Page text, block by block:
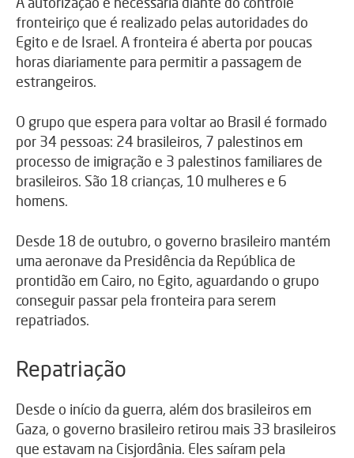
fronteiriço que é realizado pelas autoridades do
Egito e de Israel. A fronteira é aberta por poucas
horas diariamente para permitir a passagem de
estrangeiros.
O grupo que espera para voltar ao Brasil é formado
por 34 pessoas: 24 brasileiros, 7 palestinos em
processo de imigração e 3 palestinos familiares de
brasileiros. São 18 crianças, 10 mulheres e 6
homens.
Desde 18 de outubro, o governo brasileiro mantém
uma aeronave da Presidência da República de
prontidão em Cairo, no Egito, aguardando o grupo
conseguir passar pela fronteira para serem
repatriados.
Repatriação
Desde o início da guerra, além dos brasileiros em
Gaza, o governo brasileiro retirou mais 33 brasileiros
que estavam na Cisjordânia. Eles saíram pela